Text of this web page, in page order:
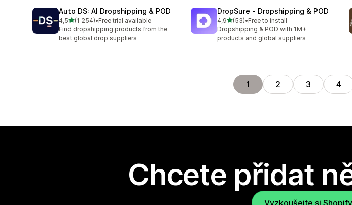
Auto DS: AI Dropshipping & POD
4,5z 5 hvězd
(1 254)
Celkový počet recenzí: 1254
•Free trial available
Find dropshipping products from the
best global drop suppliers
DropSure ‑ Dropshipping & POD
4,9z 5 hvězd
(53)
Celkový počet recenzí: 53
•Free to install
Dropshipping & POD with 1M+
products and global suppliers
1 2 3 4
Chcete přidat